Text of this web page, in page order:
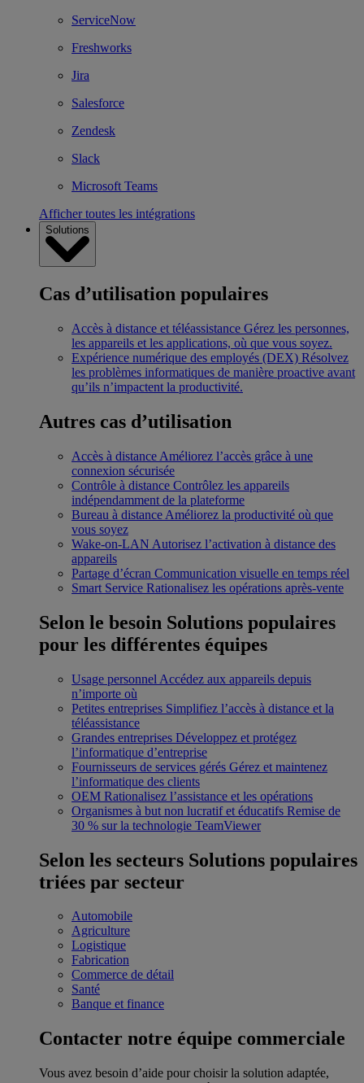
ServiceNow
Freshworks
Jira
Salesforce
Zendesk
Slack
Microsoft Teams
Afficher toutes les intégrations
Solutions
Cas d’utilisation populaires
Accès à distance et téléassistance Gérez les personnes,
les appareils et les applications, où que vous soyez.
Expérience numérique des employés (DEX) Résolvez
les problèmes informatiques de manière proactive avant
qu’ils n’impactent la productivité.
Autres cas d’utilisation
Accès à distance Améliorez l’accès grâce à une
connexion sécurisée
Contrôle à distance Contrôlez les appareils
indépendamment de la plateforme
Bureau à distance Améliorez la productivité où que
vous soyez
Wake-on-LAN Autorisez l’activation à distance des
appareils
Partage d’écran Communication visuelle en temps réel
Smart Service Rationalisez les opérations après-vente
Selon le besoin Solutions populaires
pour les différentes équipes
Usage personnel Accédez aux appareils depuis
n’importe où
Petites entreprises Simplifiez l’accès à distance et la
téléassistance
Grandes entreprises Développez et protégez
l’informatique d’entreprise
Fournisseurs de services gérés Gérez et maintenez
l’informatique des clients
OEM Rationalisez l’assistance et les opérations
Organismes à but non lucratif et éducatifs Remise de
30 % sur la technologie TeamViewer
Selon les secteurs Solutions populaires
triées par secteur
Automobile
Agriculture
Logistique
Fabrication
Commerce de détail
Santé
Banque et finance
Contacter notre équipe commerciale
Vous avez besoin d’aide pour choisir la solution adaptée,